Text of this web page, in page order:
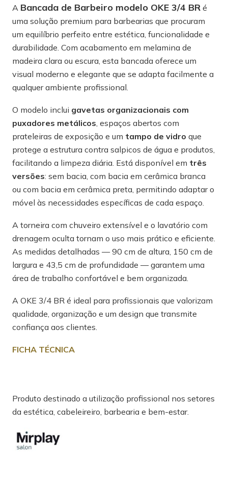
A Bancada de Barbeiro modelo OKE 3/4 BR é
uma solução premium para barbearias que procuram
um equilíbrio perfeito entre estética, funcionalidade e
durabilidade. Com acabamento em melamina de
madeira clara ou escura, esta bancada oferece um
visual moderno e elegante que se adapta facilmente a
qualquer ambiente profissional.
O modelo inclui gavetas organizacionais com
puxadores metálicos, espaços abertos com
prateleiras de exposição e um tampo de vidro que
protege a estrutura contra salpicos de água e produtos,
facilitando a limpeza diária. Está disponível em três
versões: sem bacia, com bacia em cerâmica branca
ou com bacia em cerâmica preta, permitindo adaptar o
móvel às necessidades específicas de cada espaço.
A torneira com chuveiro extensível e o lavatório com
drenagem oculta tornam o uso mais prático e eficiente.
As medidas detalhadas — 90 cm de altura, 150 cm de
largura e 43,5 cm de profundidade — garantem uma
área de trabalho confortável e bem organizada.
A OKE 3/4 BR é ideal para profissionais que valorizam
qualidade, organização e um design que transmite
confiança aos clientes.
FICHA TÉCNICA
Produto destinado a utilização profissional nos setores
da estética, cabeleireiro, barbearia e bem-estar.